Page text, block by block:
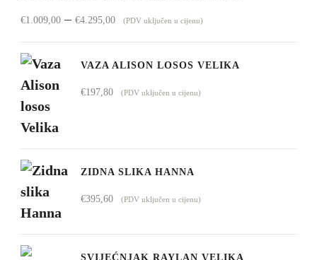
€1.009,00 – €4.295,00Raspon
cijena:
od
(PDV uključen u cijenu)
VAZA ALISON LOSOS VELIKA
€197,80 (PDV uključen u cijenu)
ZIDNA SLIKA HANNA
€395,60 (PDV uključen u cijenu)
SVIJEĆNJAK RAYLAN VELIKA